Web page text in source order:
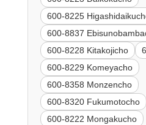
600-8225
600-8837
600-8228 Kitakojicho
600-8229 Komeyacho
600-8358 Monzencho
600-8320 Fukumotocho
600-8222 Mongakucho